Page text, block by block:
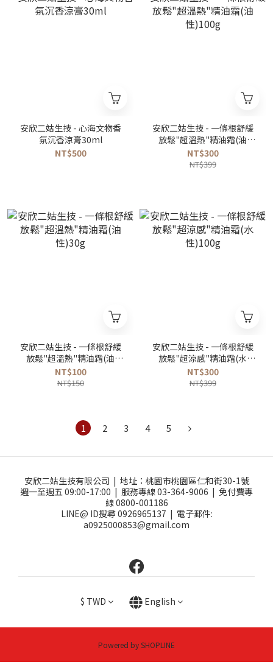
安欣二姑生技 - 心海文物香
氛沉香涼膏30ml
NT$500
安欣二姑生技 - 一條根舒緩
放鬆"超溫熱"精油霜(油
性)100g
NT$300
NT$399
安欣二姑生技 - 一條根舒緩
放鬆"超溫熱"精油霜(油
性)30g
NT$100
NT$150
安欣二姑生技 - 一條根舒緩
放鬆"超涼感"精油霜(水
性)100g
NT$300
NT$399
1 2 3 4 5
安欣二姑生技有限公司 | 地址： 桃園市桃園區仁和街30-1號
週一至週五 09:00-17:00 | 服務專線 03-364-9006 | 免付費專
線 0800-001186
LINE@ ID搜尋 0926965137 | 電子郵件:
a0925000853@gmail.com
$ TWD English
Powered by SHOPLINE